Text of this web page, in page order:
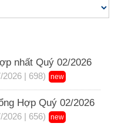
nhất Quý 02/2026
2026 | 698) new
Hợp Quý 02/2026
2026 | 656) new